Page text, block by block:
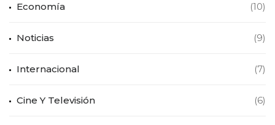
Economía (10)
Noticias (9)
Internacional (7)
Cine Y Televisión (6)